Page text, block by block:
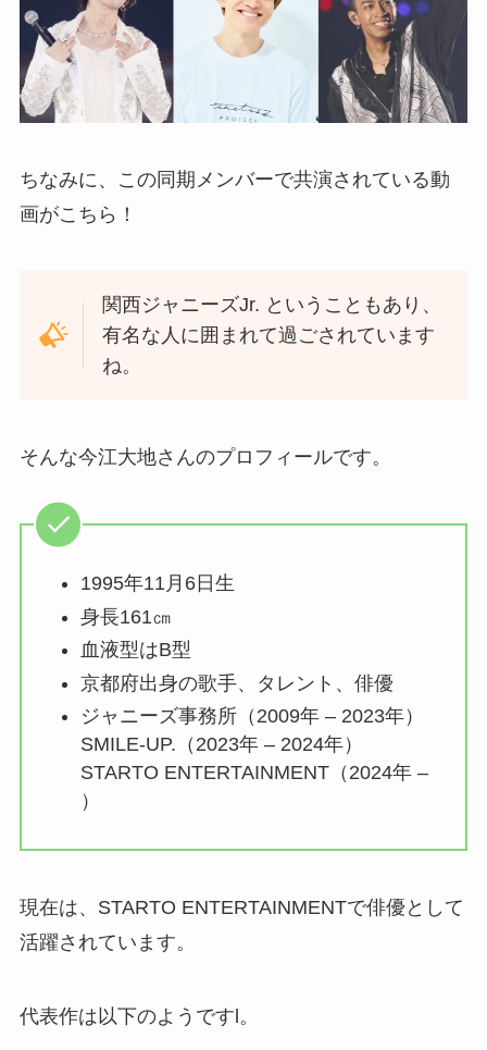
ちなみに、この同期メンバーで共演されている動
画がこちら！
関西ジャニーズJr. ということもあり、
有名な人に囲まれて過ごされています
ね。
そんな今江大地さんのプロフィールです。
1995年11月6日生
身長161㎝
血液型はB型
京都府出身の歌手、タレント、俳優
ジャニーズ事務所（2009年 – 2023年）
SMILE-UP.（2023年 – 2024年）
STARTO ENTERTAINMENT（2024年 –
）
現在は、STARTO ENTERTAINMENTで俳優として
活躍されています。
代表作は以下のようですl。